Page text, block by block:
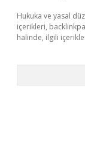
Hukuka ve yasal
içerikleri,
halinde, ilgili